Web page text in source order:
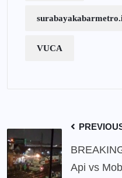
VUCA
Api vs